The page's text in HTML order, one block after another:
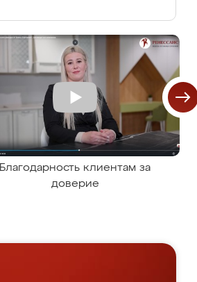
Благодарность клиентам за
доверие